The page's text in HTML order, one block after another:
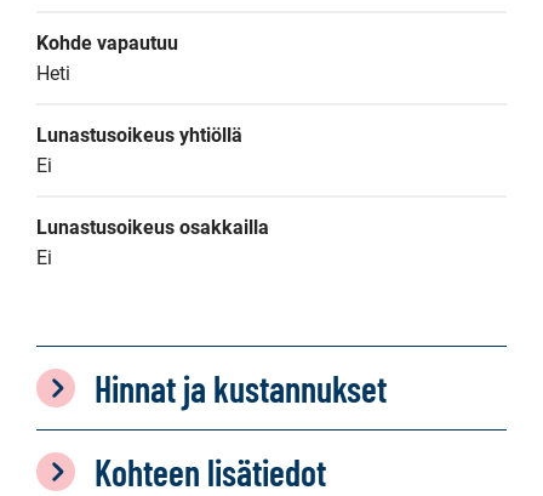
Kohde vapautuu
Heti
Lunastusoikeus yhtiöllä
Ei
Lunastusoikeus osakkailla
Ei
Hinnat ja kustannukset
Kohteen lisätiedot